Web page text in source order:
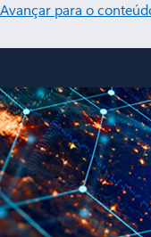
Avançar para o